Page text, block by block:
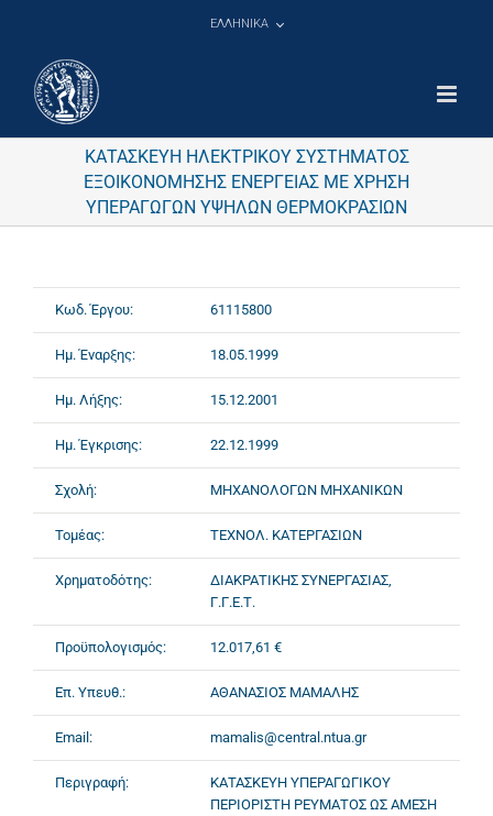
ΕΛΛΗΝΙΚΑ
ΚΑΤΑΣΚΕΥΗ ΗΛΕΚΤΡΙΚΟΥ ΣΥΣΤΗΜΑΤΟΣ
ΕΞΟΙΚΟΝΟΜΗΣΗΣ ΕΝΕΡΓΕΙΑΣ ΜΕ ΧΡΗΣΗ
ΥΠΕΡΑΓΩΓΩΝ ΥΨΗΛΩΝ ΘΕΡΜΟΚΡΑΣΙΩΝ
Κωδ. Έργου: 61115800
Ημ. Έναρξης: 18.05.1999
Ημ. Λήξης: 15.12.2001
Ημ. Έγκρισης: 22.12.1999
Σχολή: ΜΗΧΑΝΟΛΟΓΩΝ ΜΗΧΑΝΙΚΩΝ
Τομέας: ΤΕΧΝΟΛ. ΚΑΤΕΡΓΑΣΙΩΝ
Χρηματοδότης:
ΔΙΑΚΡΑΤΙΚΗΣ ΣΥΝΕΡΓΑΣΙΑΣ,
Γ.Γ.Ε.Τ.
Προϋπολογισμός: 12.017,61 €
Επ. Υπευθ.: ΑΘΑΝΑΣΙΟΣ ΜΑΜΑΛΗΣ
Email: mamalis@central.ntua.gr
Περιγραφή:
ΚΑΤΑΣΚΕΥΗ ΥΠΕΡΑΓΩΓΙΚΟΥ
ΠΕΡΙΟΡΙΣΤΗ ΡΕΥΜΑΤΟΣ ΩΣ ΑΜΕΣΗ